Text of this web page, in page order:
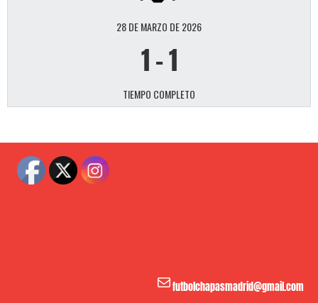
28 DE MARZO DE 2026
1-1
TIEMPO COMPLETO
Correo electrónico
futbolchapasmadrid@gmail.com